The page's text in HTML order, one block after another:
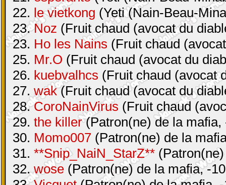
22. le vietkong (Yeti (Nain-Beau-
23.Noz (Fruit chaud (avocat du
23. Ho les Nains (Fruit chaud
25. Mr.O (Fruit chaud (avocat du
26. kuebvalhcs (Fruit chaud (avocat
27. wak(Fruit chaud (avocat du
28.CoroNainVirus (Fruit chaud
29. the killer(Patron(ne) de la mafia,
30. Momo007 (Patron(ne) de la
31. **Snip_NaiN_StarZ**
32.wose (Patron(ne) de la mafia, -